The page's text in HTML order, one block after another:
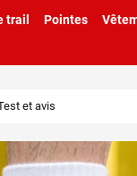
trail Pointes
et avis